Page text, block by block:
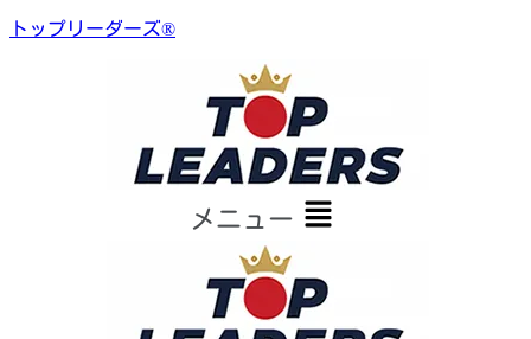
トップリーダーズ®
メニュー